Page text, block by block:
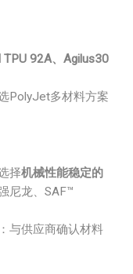
TPU 92A、Agilus30
PolyJet多材料方案
择机械性能稳定的
尼龙、SAF™
与供应商确认材料